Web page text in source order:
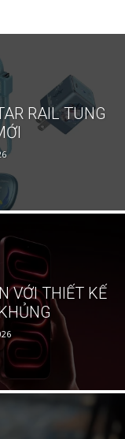
RAIL TUNG
VỚI THIẾT KẾ